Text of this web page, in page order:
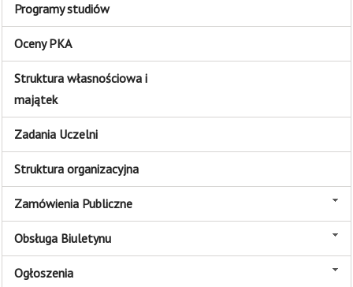
Programy studiów
Oceny PKA
Struktura własnościowa i
majątek
Zadania Uczelni
Struktura organizacyjna
Zamówienia Publiczne
Obsługa Biuletynu
Ogłoszenia